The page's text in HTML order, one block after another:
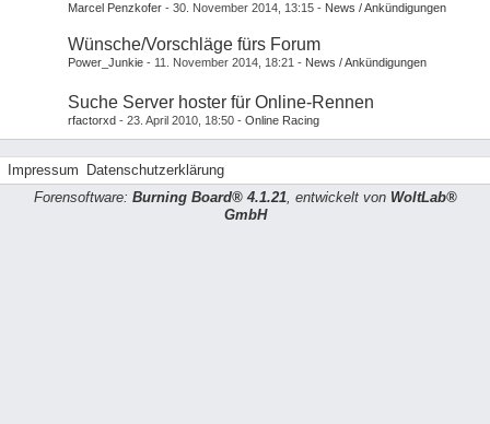
Marcel Penzkofer 30. November 2014, 13:15 News / Ankündigungen
Wünsche/Vorschläge fürs Forum
Power_Junkie 11. November 2014, 18:21 News / Ankündigungen
Suche Server hoster für Online-Rennen
rfactorxd 23. April 2010, 18:50 Online Racing
Impressum
Datenschutzerklärung
Forensoftware: Burning Board® 4.1.21, entwickelt von WoltLab®
GmbH